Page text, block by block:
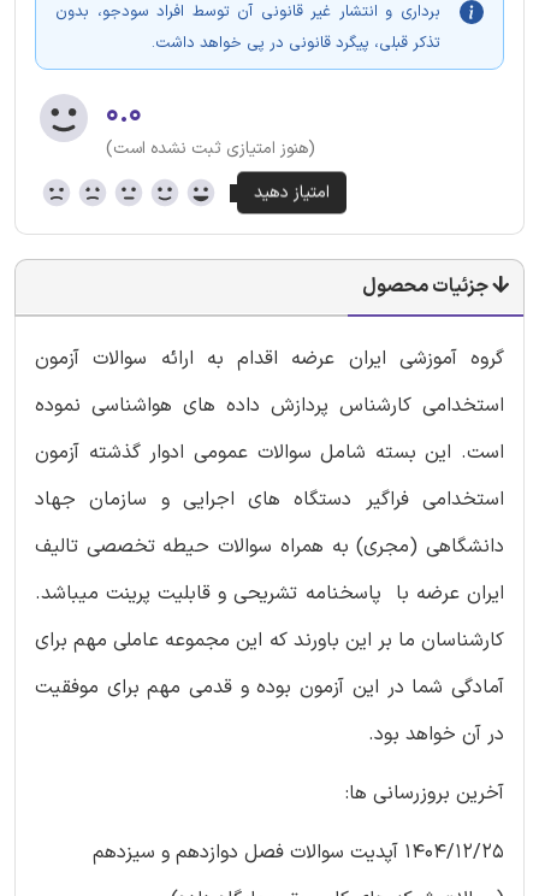
برداری و انتشار غیر قانونی آن توسط افراد سودجو، بدون
تذکر قبلی، پیگرد قانونی در پی خواهد داشت.
۰.۰
(هنوز امتیازی ثبت نشده است)
جزئیات محصول
گروه آموزشی ایران عرضه اقدام به ارائه سوالات آزمون
استخدامی کارشناس پردازش داده های هواشناسی نموده
است. این بسته شامل سوالات عمومی ادوار گذشته آزمون
استخدامی فراگیر دستگاه های اجرایی و سازمان جهاد
دانشگاهی (مجری) به همراه سوالات حیطه تخصصی تالیف
ایران عرضه با پاسخنامه تشریحی و قابلیت پرینت میباشد.
کارشناسان ما بر این باورند که این مجموعه عاملی مهم برای
آمادگی شما در این آزمون بوده و قدمی مهم برای موفقیت
در آن خواهد بود.
آخرین بروزرسانی ها:
1404/12/25 آپدیت سوالات فصل دوازدهم و سیزدهم